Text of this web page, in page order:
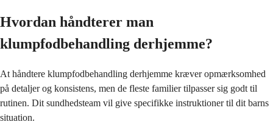
Hvordan håndterer man
klumpfodbehandling derhjemme?
At håndtere klumpfodbehandling derhjemme kræver opmærksomhed
på detaljer og konsistens, men de fleste familier tilpasser sig godt til
rutinen. Dit sundhedsteam vil give specifikke instruktioner til dit barns
situation.